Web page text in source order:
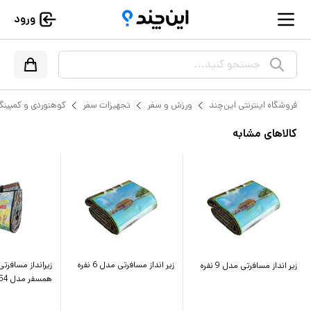
ورود
جستجو کنید...
فروشگاه اینترنتی این‌چند ورزش و سفر تجهیزات سفر کوهنوردی و
کالاهای مشابه
زیر انداز مسافرتی مدل 9 نفره زیر انداز مسافرتی مدل 6 نفره
همسفر مدل 54